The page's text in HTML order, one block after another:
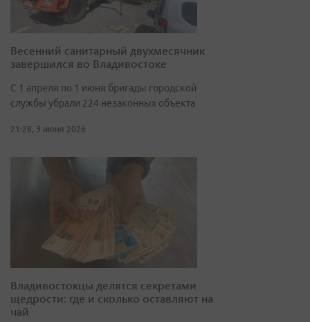
Весенний санитарный двухмесячник
завершился во Владивостоке
С 1 апреля по 1 июня бригады городской
службы убрали 224 незаконных объекта
21:28, 3 июня 2026
Владивостокцы делятся секретами
щедрости: где и сколько оставляют на
чай